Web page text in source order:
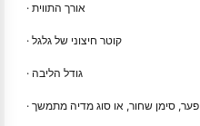
· אורך התווית
· קוטר חיצוני של גלגל
· גודל הליבה
· פער, סימן שחור, או סוג מדיה מתמשך